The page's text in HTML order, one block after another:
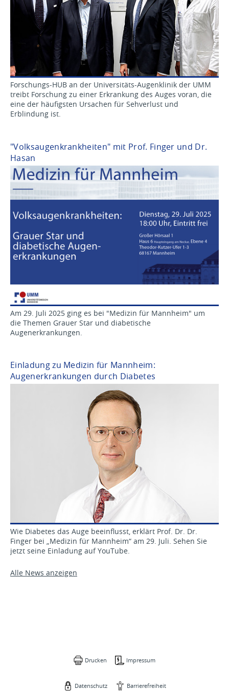
Forschungs-HUB an der Universitäts-Augenklinik der UMM
treibt Forschung zu einer Erkrankung des Auges voran, die
eine der häufigsten Ursachen für Sehverlust und
Erblindung ist.
"Volksaugenkrankheiten" mit Prof. Finger und Dr.
Hasan
Am 29. Juli 2025 ging es bei "Medizin für Mannheim" um
die Themen Grauer Star und diabetische
Augenerkrankungen.
Einladung zu Medizin für Mannheim:
Augenerkrankungen durch Diabetes
Wie Diabetes das Auge beeinflusst, erklärt Prof. Dr. Dr.
Finger bei „Medizin für Mannheim“ am 29. Juli. Sehen Sie
jetzt seine Einladung auf YouTube.
Alle News anzeigen
Drucken Impressum
Datenschutz Barrierefreiheit